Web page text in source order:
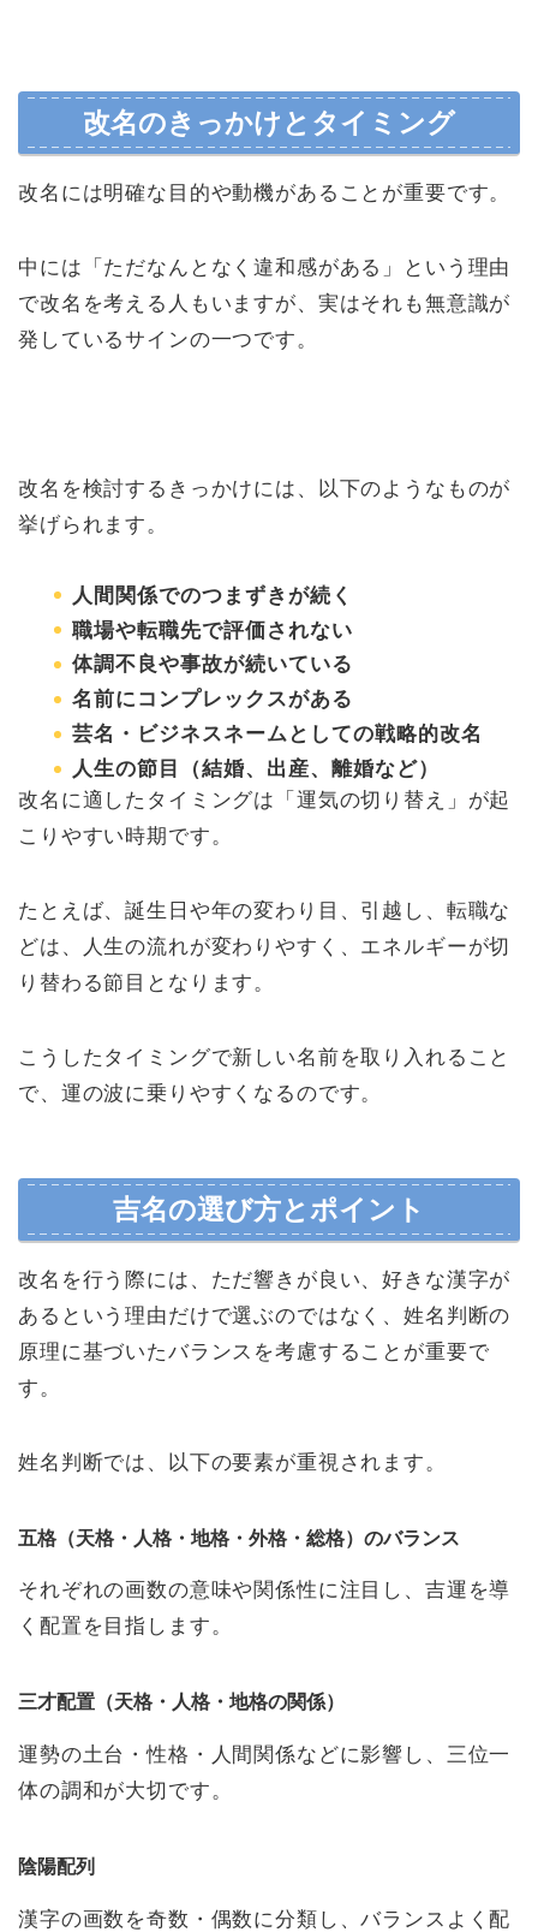
改名のきっかけとタイミング
改名には明確な目的や動機があることが重要です。
中には「ただなんとなく違和感がある」という理由
で改名を考える人もいますが、実はそれも無意識が
発しているサインの一つです。
改名を検討するきっかけには、以下のようなものが
挙げられます。
人間関係でのつまずきが続く
職場や転職先で評価されない
体調不良や事故が続いている
名前にコンプレックスがある
芸名・ビジネスネームとしての戦略的改名
人生の節目（結婚、出産、離婚など）
改名に適したタイミングは「運気の切り替え」が起
こりやすい時期です。
たとえば、誕生日や年の変わり目、引越し、転職な
どは、人生の流れが変わりやすく、エネルギーが切
り替わる節目となります。
こうしたタイミングで新しい名前を取り入れること
で、運の波に乗りやすくなるのです。
吉名の選び方とポイント
改名を行う際には、ただ響きが良い、好きな漢字が
あるという理由だけで選ぶのではなく、姓名判断の
原理に基づいたバランスを考慮することが重要で
す。
姓名判断では、以下の要素が重視されます。
五格（天格・人格・地格・外格・総格）のバランス
それぞれの画数の意味や関係性に注目し、吉運を導
く配置を目指します。
三才配置（天格・人格・地格の関係）
運勢の土台・性格・人間関係などに影響し、三位一
体の調和が大切です。
陰陽配列
漢字の画数を奇数・偶数に分類し、バランスよく配